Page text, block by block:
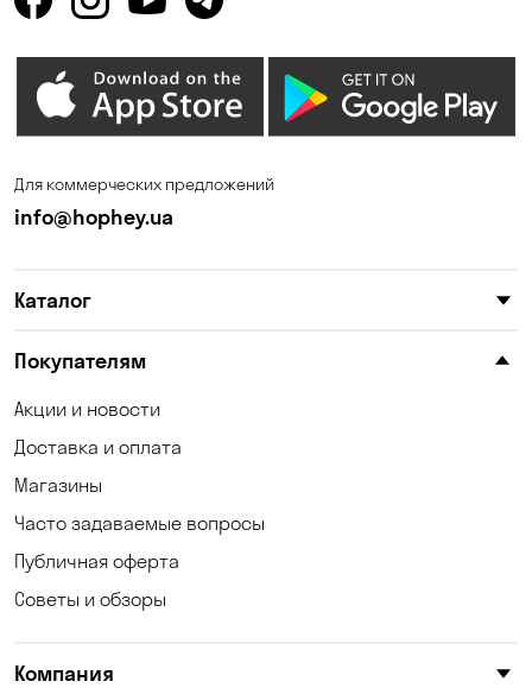
Для коммерческих предложений
info@hophey.ua
Каталог
Покупателям
Акции и новости
Доставка и оплата
Магазины
Часто задаваемые вопросы
Публичная оферта
Советы и обзоры
Компания